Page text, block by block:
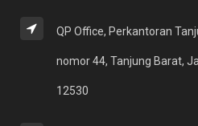
QP Office, Perkantoran
nomor 44, Tanjung Barat,
12530